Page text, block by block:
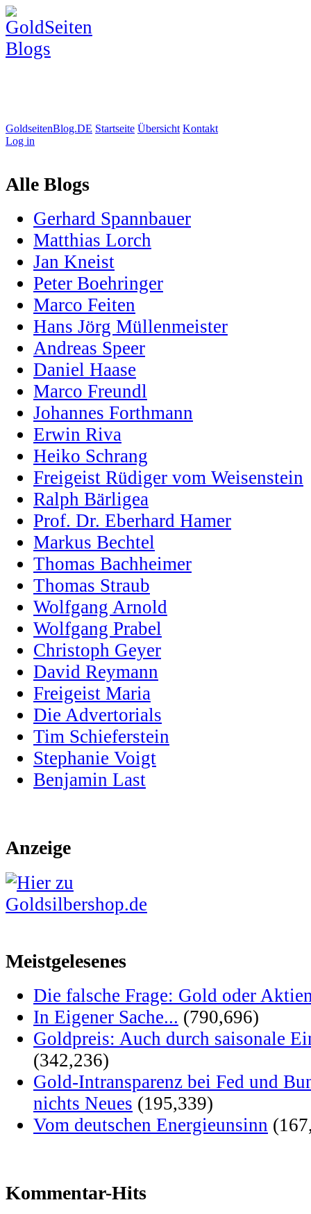
GoldseitenBlog.DE Startseite Übersicht Kontakt
Log in
Alle Blogs
Gerhard Spannbauer
Matthias Lorch
Jan Kneist
Peter Boehringer
Marco Feiten
Hans Jörg Müllenmeister
Andreas Speer
Daniel Haase
Marco Freundl
Johannes Forthmann
Erwin Riva
Heiko Schrang
Freigeist Rüdiger vom Weisenstein
Ralph Bärligea
Prof. Dr. Eberhard Hamer
Markus Bechtel
Thomas Bachheimer
Thomas Straub
Wolfgang Arnold
Wolfgang Prabel
Christoph Geyer
David Reymann
Freigeist Maria
Die Advertorials
Tim Schieferstein
Stephanie Voigt
Benjamin Last
Anzeige
Meistgelesenes
Die falsche Frage: Gold oder
In Eigener Sache... (790,696)
Goldpreis: Auch durch saisonale
(342,236)
Gold-Intransparenz bei Fed und
nichts Neues (195,339)
Vom deutschen Energieunsinn
Kommentar-Hits